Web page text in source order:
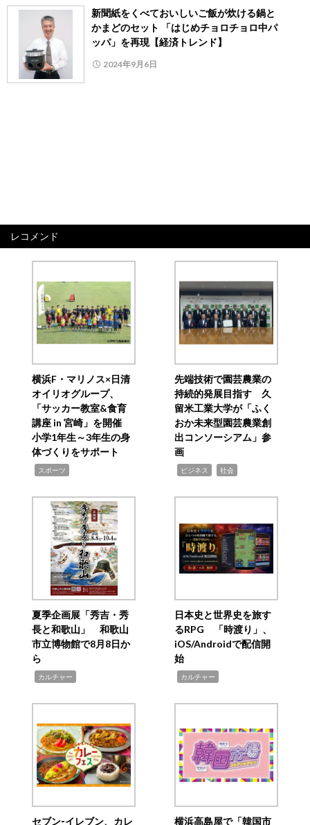
新聞紙をくべておいしいご飯が炊ける鍋と
かまどのセット 「はじめチョロチョロ中パ
ッパ」を再現【経済トレンド】
2024年9月6日
レコメンド
横浜F・マリノス×日清
オイリオグループ、
「サッカー教室&食育
講座 in 宮崎」を開催
小学1年生～3年生の身
体づくりをサポート
スポーツ
先端技術で園芸農業の
持続的発展目指す 久
留米工業大学が「ふく
おか未来型園芸農業創
出コンソーシアム」参
画
ビジネス 社会
夏季企画展「秀吉・秀
長と和歌山」 和歌山
市立博物館で8月8日か
ら
カルチャー
日本史と世界史を旅す
るRPG 「時渡り」、
iOS/Androidで配信開
始
カルチャー
セブン‐イレブン、カレ 横浜高島屋で「韓国市